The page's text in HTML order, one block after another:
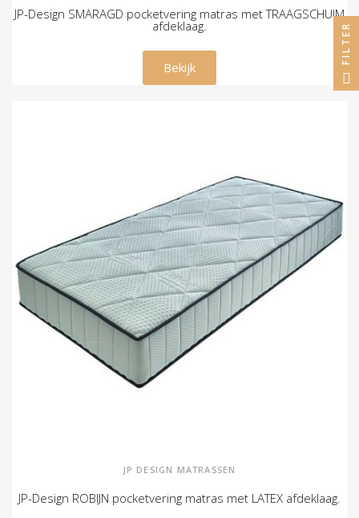
JP-Design SMARAGD pocketvering matras met TRAAGSCHUIM
afdeklaag.
€ 395,00
Bekijk
JP DESIGN MATRASSEN
JP-Design ROBIJN pocketvering matras met LATEX afdeklaag.
FILTER